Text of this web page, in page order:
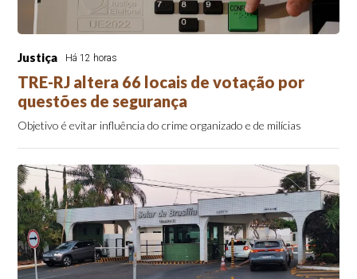
Justiça Há 12 horas
TRE-RJ altera 66 locais de votação por
questões de segurança
Objetivo é evitar influência do crime organizado e de milícias